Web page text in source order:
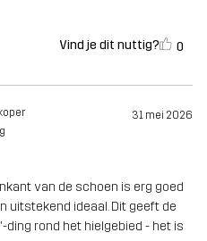
Vind je dit nuttig? 0
31 mei 2026
van de schoen is erg goed
uitstekend ideaal. Dit geeft de
ding rond het hielgebied - het is